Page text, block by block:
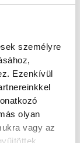
személyre
Ezenkívül
olyan
vagy az
8-2